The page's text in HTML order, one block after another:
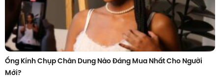
Ống Kính Chụp Chân Dung Nào Đáng Mua Nhất Cho Người
Mới?